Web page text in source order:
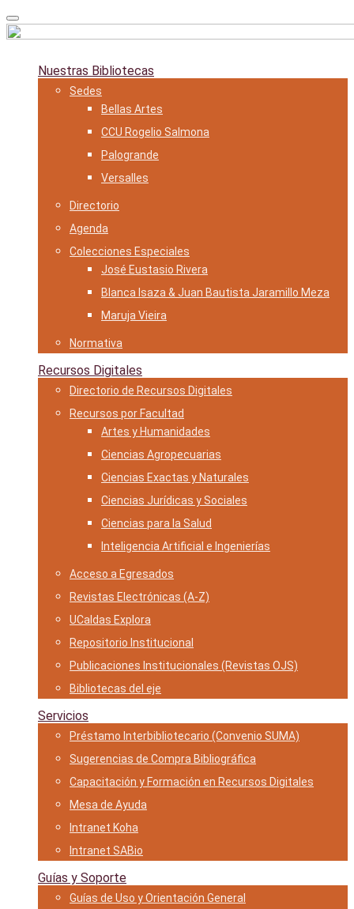
Skip
to
content
Nuestras Bibliotecas
Sedes
Bellas Artes
CCU Rogelio Salmona
Palogrande
Versalles
Directorio
Agenda
Colecciones Especiales
José Eustasio Rivera
Blanca Isaza & Juan Bautista Jaramillo Meza
Maruja Vieira
Normativa
Recursos Digitales
Directorio de Recursos Digitales
Recursos por Facultad
Artes y Humanidades
Ciencias Agropecuarias
Ciencias Exactas y Naturales
Ciencias Jurídicas y Sociales
Ciencias para la Salud
Inteligencia Artificial e Ingenierías
Acceso a Egresados
Revistas Electrónicas (A-Z)
UCaldas Explora
Repositorio Institucional
Publicaciones Institucionales (Revistas OJS)
Bibliotecas del eje
Servicios
Préstamo Interbibliotecario (Convenio SUMA)
Sugerencias de Compra Bibliográfica
Capacitación y Formación en Recursos Digitales
Mesa de Ayuda
Intranet Koha
Intranet SABio
Guías y Soporte
Guías de Uso y Orientación General